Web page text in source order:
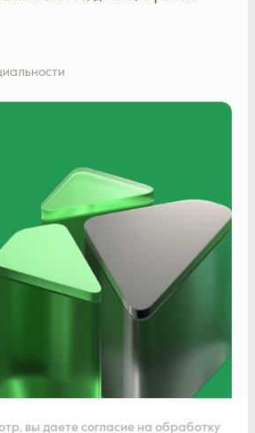
вы даете согласие на обработку